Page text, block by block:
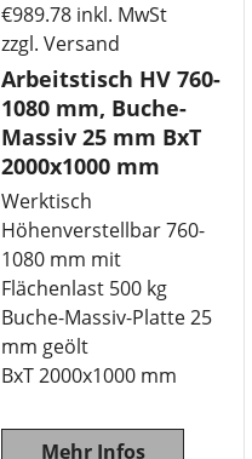
€989.78 inkl. MwSt
zzgl. Versand
Arbeitstisch HV 760-
1080 mm, Buche-
Massiv 25 mm BxT
2000x1000 mm
Werktisch
Höhenverstellbar 760-
1080 mm mit
Flächenlast 500 kg
Buche-Massiv-Platte 25
mm geölt
BxT 2000x1000 mm
Mehr Infos